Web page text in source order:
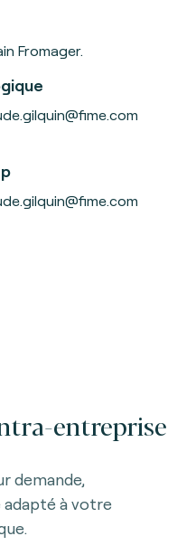
Fromager.
entreprise
demande,
adapté à votre